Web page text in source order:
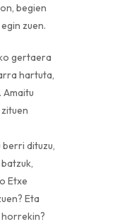
begien
zuen.
gertaera
hartuta,
Amaitu
dituzu,
Etxe
Eta